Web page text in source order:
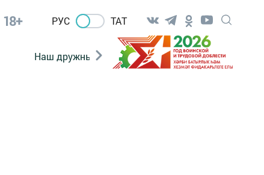
18+ РУС ТАТ
Наш дружный коллектив Документы